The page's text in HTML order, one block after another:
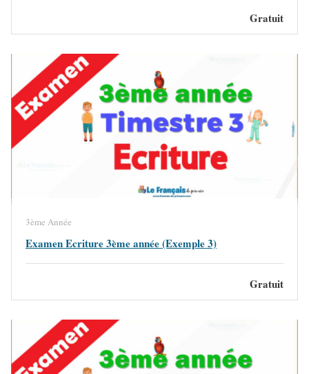
Gratuit
3ème Année
Examen Ecriture 3ème année (Exemple 3)
Gratuit